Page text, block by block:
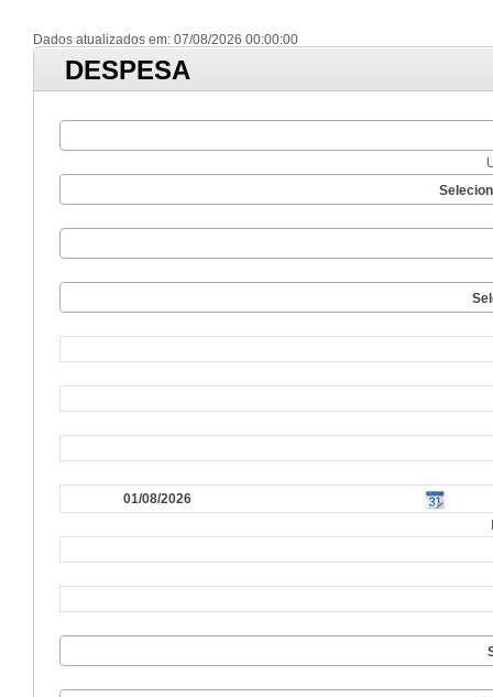
Dados atualizados em: 07/08/2026 00:00:00
DESPESA